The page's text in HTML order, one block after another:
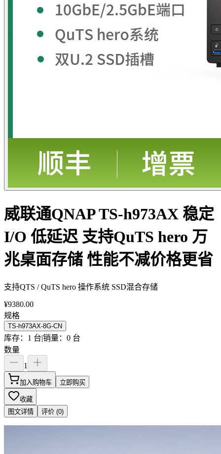
威联通QNAP TS-h973AX 稳定
I/O 低延迟 支持QuTS hero 万
兆桌面存储 性能不减价格更省
支持QTS / QuTS hero 操作系统 SSD混合存储
¥9380.00
规格
TS-h973AX-8G-CN
库存：1 台|销量：0 台
数量
1
加入购物车 立即购买
收藏
图文详情
评价 (0)